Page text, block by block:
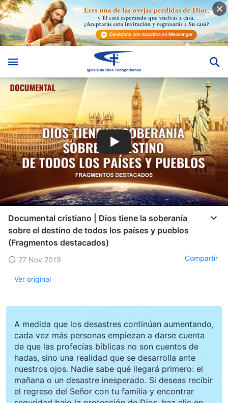
Documental cristiano | Dios tiene la soberanía
sobre el destino de todos los países y pueblos
(Fragmentos destacados)
27 Nov 2019 Compartir
Ver original
A medida que los desastres continúan aumentando,
cada vez más personas empiezan a darse cuenta
de que las profecías bíblicas no son cuentos de
hadas, sino una realidad que se desarrolla ante
nuestros ojos. Nadie sabe qué llegará primero: el
mañana o un desastre inesperado. Si deseas recibir
el regreso del Señor con tu familia y encontrar